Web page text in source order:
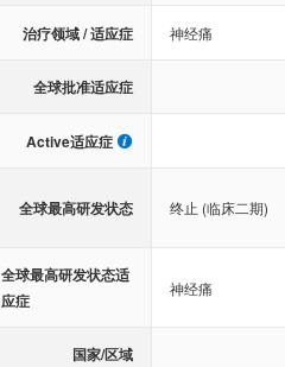
治疗领域 / 适应症 神经痛
全球批准适应症
Active适应症
全球最高研发状态 终止 (临床二期)
全球最高研发状态适
应症
神经痛
国家/区域